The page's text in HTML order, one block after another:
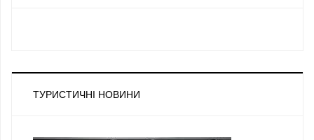
ТУРИСТИЧНІ НОВИНИ